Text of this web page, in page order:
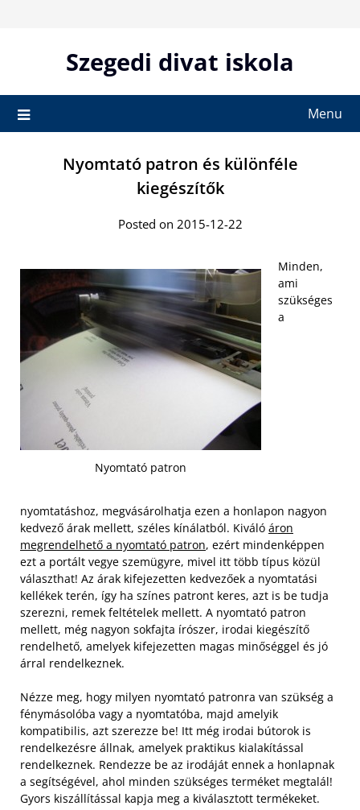
Szegedi divat iskola
Menu
Nyomtató patron és különféle
kiegészítők
Posted on 2015-12-22
Nyomtató patron
Minden,
ami
szükséges
a
nyomtatáshoz, megvásárolhatja ezen a honlapon nagyon
kedvező árak mellett, széles kínálatból. Kiváló áron
megrendelhető a nyomtató patron, ezért mindenképpen
ezt a portált vegye szemügyre, mivel itt több típus közül
választhat! Az árak kifejezetten kedvezőek a nyomtatási
kellékek terén, így ha színes patront keres, azt is be tudja
szerezni, remek feltételek mellett. A nyomtató patron
mellett, még nagyon sokfajta írószer, irodai kiegészítő
rendelhető, amelyek kifejezetten magas minőséggel és jó
árral rendelkeznek.
Nézze meg, hogy milyen nyomtató patronra van szükség a
fénymásolóba vagy a nyomtatóba, majd amelyik
kompatibilis, azt szerezze be! Itt még irodai bútorok is
rendelkezésre állnak, amelyek praktikus kialakítással
rendelkeznek. Rendezze be az irodáját ennek a honlapnak
a segítségével, ahol minden szükséges terméket megtalál!
Gyors kiszállítással kapja meg a kiválasztott termékeket.